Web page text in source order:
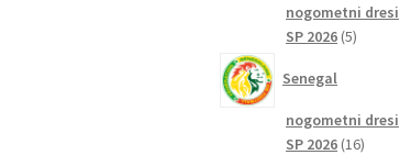
nogometni dresi
SP 2026 55
Senegal
nogometni dresi
SP 2026 1616